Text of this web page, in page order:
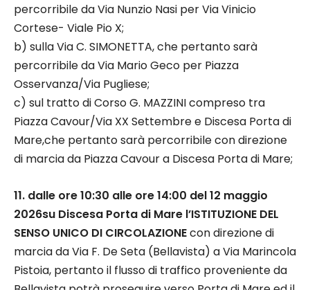
percorribile da Via Nunzio Nasi per Via Vinicio
Cortese- Viale Pio X;
b) sulla Via C. SIMONETTA, che pertanto sarà
percorribile da Via Mario Geco per Piazza
Osservanza/Via Pugliese;
c) sul tratto di Corso G. MAZZINI compreso tra
Piazza Cavour/Via XX Settembre e Discesa Porta di
Mare,che pertanto sarà percorribile con direzione
di marcia da Piazza Cavour a Discesa Porta di Mare;
11. dalle ore 10:30 alle ore 14:00 del 12 maggio
2026su Discesa Porta di Mare l’ISTITUZIONE DEL
SENSO UNICO DI CIRCOLAZIONEcon direzione di
marcia da Via F. De Seta (Bellavista) a Via Marincola
Pistoia, pertanto il flusso di traffico proveniente da